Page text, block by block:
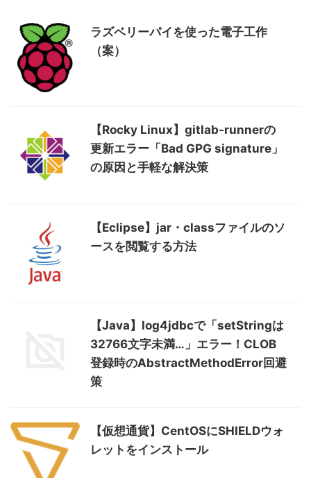
ラズベリーパイを使った電子工作
（案）
【Rocky Linux】gitlab-runnerの
更新エラー「Bad GPG signature」
の原因と手軽な解決策
【Eclipse】jar・classファイルのソ
ースを閲覧する方法
【Java】log4jdbcで「setStringは
32766文字未満…」エラー！CLOB
登録時のAbstractMethodError回避
策
【仮想通貨】CentOSにSHIELDウォ
レットをインストール